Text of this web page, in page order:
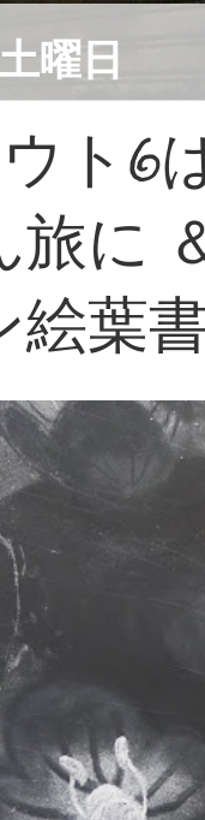
曜日
ト6
旅に
絵葉